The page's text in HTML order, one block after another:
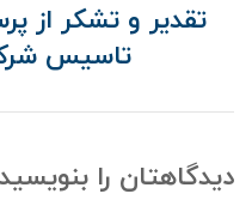
تقدیر و تشکر از
تاسیس
دیدگاهتان را